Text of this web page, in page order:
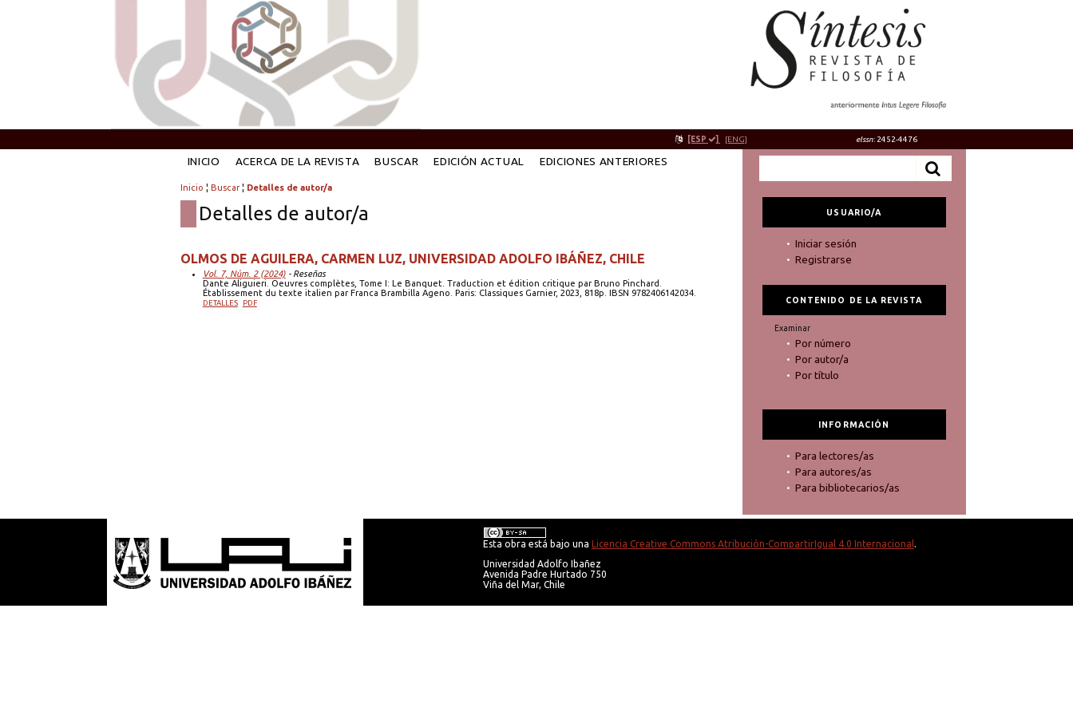
[ESP ] [ENG] eIssn: 2452-4476
USUARIO/A
Iniciar sesión
Registrarse
CONTENIDO DE LA REVISTA
Examinar
Por número
Por autor/a
Por título
INFORMACIÓN
Para lectores/as
Para autores/as
Para bibliotecarios/as
INICIO ACERCA DE LA REVISTA BUSCAR EDICIÓN ACTUAL EDICIONES ANTERIORES
Inicio ¦ Buscar¦ Detalles de autor/a
Detalles de autor/a
OLMOS DE AGUILERA, CARMEN LUZ, UNIVERSIDAD ADOLFO IBÁÑEZ, CHILE
Vol. 7, Núm. 2 (2024)- Reseñas
Dante Aliguieri. Oeuvres complètes, Tome I: Le Banquet. Traduction et édition critique par Bruno Pinchard.
Établissement du texte italien par Franca Brambilla Ageno. Paris: Classiques Garnier, 2023, 818p. IBSN 9782406142034.
DETALLES PDF
Esta obra está bajo una Licencia Creative Commons Atribución-CompartirIgual 4.0 Internacional.
Universidad Adolfo Ibañez
Avenida Padre Hurtado 750
Viña del Mar, Chile